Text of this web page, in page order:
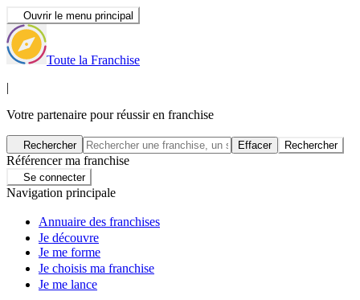
Ouvrir le menu principal
Toute la Franchise
|
Votre partenaire pour réussir en franchise
Rechercher Effacer Rechercher
Référencer ma franchise
Se connecter
Navigation principale
Annuaire des franchises
Je découvre
Je me forme
Je choisis ma franchise
Je me lance